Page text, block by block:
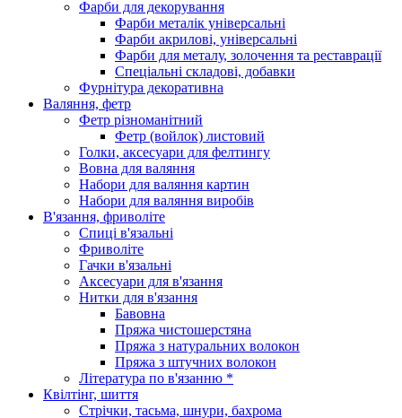
Фарби для декорування
Фарби металік універсальні
Фарби акрилові, універсальні
Фарби для металу, золочення та реставрації
Спеціальні складові, добавки
Фурнітура декоративна
Валяння, фетр
Фетр різноманітний
Фетр (войлок) листовий
Голки, аксесуари для фелтингу
Вовна для валяння
Набори для валяння картин
Набори для валяння виробів
В'язання, фриволіте
Спиці в'язальні
Фриволіте
Гачки в'язальні
Аксесуари для в'язання
Нитки для в'язання
Бавовна
Пряжа чистошерстяна
Пряжа з натуральних волокон
Пряжа з штучних волокон
Література по в'язанню *
Квілтінг, шиття
Стрічки, тасьма, шнури, бахрома